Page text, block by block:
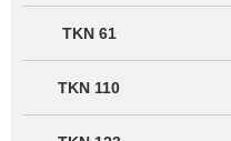
61 TKN
110 TKN